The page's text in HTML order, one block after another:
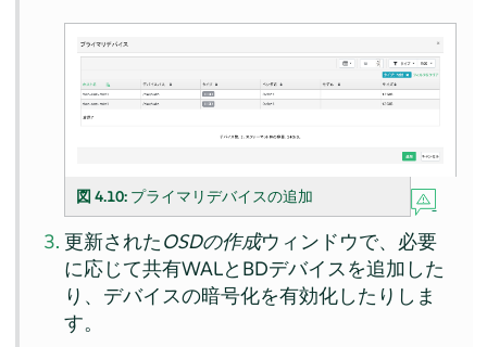
図 4.10: プライマリデバイスの追加
更新されたOSDの作成ウィンドウで、必要
に応じて共有WALとBDデバイスを追加した
り、デバイスの暗号化を有効化したりしま
す。